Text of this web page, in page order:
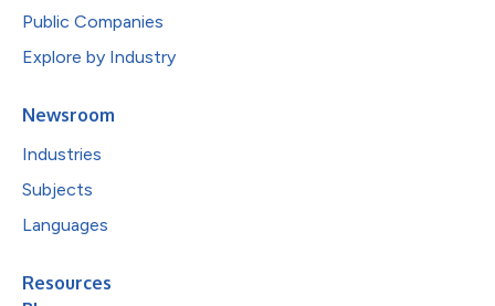
Public Companies
Explore by Industry
Newsroom
Industries
Subjects
Languages
Resources